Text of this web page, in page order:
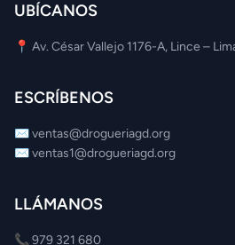
UBÍCANOS
📍 Av. César Vallejo 1176-A, Lince –
ESCRÍBENOS
✉️ventas@drogueriagd.org
✉️ventas1@drogueriagd.org
LLÁMANOS
📞 979 321 680